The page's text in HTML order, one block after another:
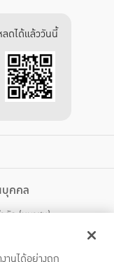
ดได้แล้ววันนี้
บุคคล
กัด (มหาชน)
ทพฯ 10400 โทรศัพท์ 02-
านได้อย่างถูก